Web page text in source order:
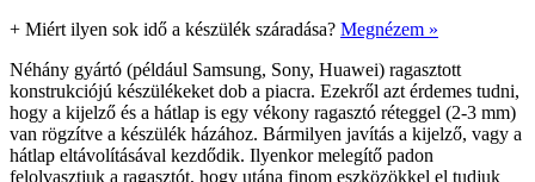
+ Miért ilyen sok idő a készülék száradása? Megnézem »
Néhány gyártó (például Samsung, Sony, Huawei) ragasztott
konstrukciójú készülékeket dob a piacra. Ezekről azt érdemes tudni,
hogy a kijelző és a hátlap is egy vékony ragasztó réteggel (2-3 mm)
van rögzítve a készülék házához. Bármilyen javítás a kijelző, vagy a
hátlap eltávolításával kezdődik. Ilyenkor melegítő padon
felolvasztjuk a ragasztót, hogy utána finom eszközökkel el tudjuk